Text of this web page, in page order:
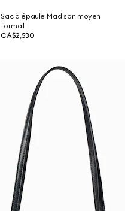
Sac à épaule Madison moyen
format
CA$2,530